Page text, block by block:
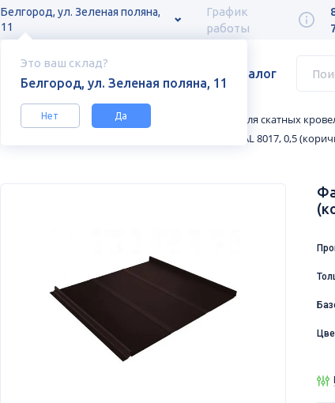
Это ваш склад?
Белгород, ул. Зеленая поляна, 11
Нет Да
Белгород, ул. Зеленая поляна,
11
График
работы
Каталог
Кровельные покрытия и аксессуары для скатных
Фальцевая кровля Кликфальц Профи Velur20 RAL 8017, 0,5